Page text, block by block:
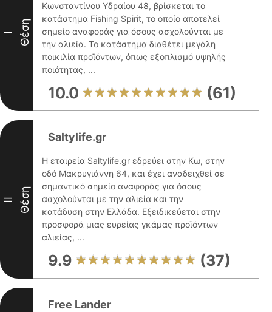
I Θέση
Κωνσταντίνου Υδραίου 48, βρίσκεται το
κατάστημα Fishing Spirit, το οποίο αποτελεί
σημείο αναφοράς για όσους ασχολούνται με
την αλιεία. Το κατάστημα διαθέτει μεγάλη
ποικιλία προϊόντων, όπως εξοπλισμό υψηλής
ποιότητας, ...
10.0 (61)
II Θέση
Saltylife.gr
Η εταιρεία Saltylife.gr εδρεύει στην Κω, στην
οδό Μακρυγιάννη 64, και έχει αναδειχθεί σε
σημαντικό σημείο αναφοράς για όσους
ασχολούνται με την αλιεία και την
κατάδυση στην Ελλάδα. Εξειδικεύεται στην
προσφορά μιας ευρείας γκάμας προϊόντων
αλιείας, ...
9.9 (37)
Free Lander